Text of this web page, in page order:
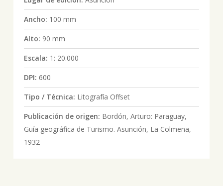
Ancho: 100 mm
Alto: 90 mm
Escala: 1: 20.000
DPI: 600
Tipo / Técnica: Litografía Offset
Publicación de origen: Bordón, Arturo: Paraguay,
Guía geográfica de Turismo. Asunción, La Colmena,
1932